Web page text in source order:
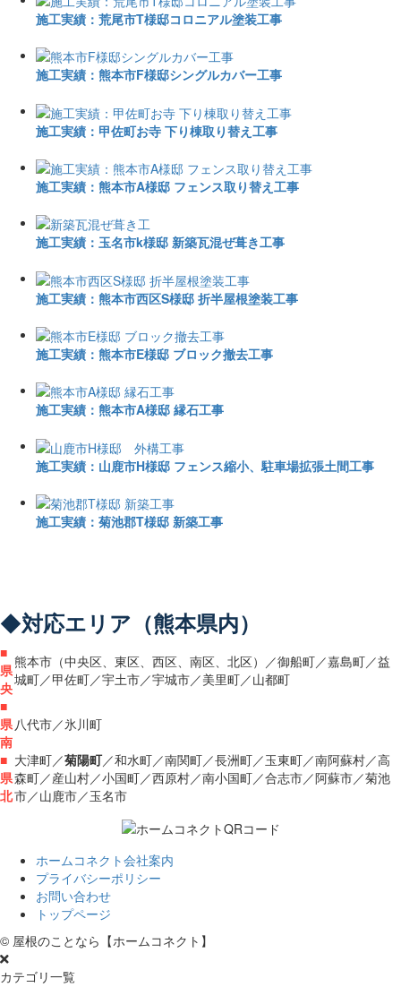
施工実績：荒尾市T様邸コロニアル塗装工事
施工実績：熊本市F様邸シングルカバー工事
施工実績：甲佐町お寺 下り棟取り替え工事
施工実績：熊本市A様邸 フェンス取り替え工事
施工実績：玉名市k様邸 新築瓦混ぜ葺き工事
施工実績：熊本市西区S様邸 折半屋根塗装工事
施工実績：熊本市E様邸 ブロック撤去工事
施工実績：熊本市A様邸 縁石工事
施工実績：山鹿市H様邸 フェンス縮小、駐車場拡張土間工事
施工実績：菊池郡T様邸 新築工事
◆対応エリア（熊本県内）
■
県
央
熊本市（中央区、東区、西区、南区、北区）／御船町／嘉島町／益
城町／甲佐町／宇土市／宇城市／美里町／山都町
■
県
南
八代市／氷川町
■
県
北
大津町／菊陽町／和水町／南関町／長洲町／玉東町／南阿蘇村／高
森町／産山村／小国町／西原村／南小国町／合志市／阿蘇市／菊池
市／山鹿市／玉名市
ホームコネクト会社案内
プライバシーポリシー
お問い合わせ
トップページ
© 屋根のことなら【ホームコネクト】
カテゴリ一覧